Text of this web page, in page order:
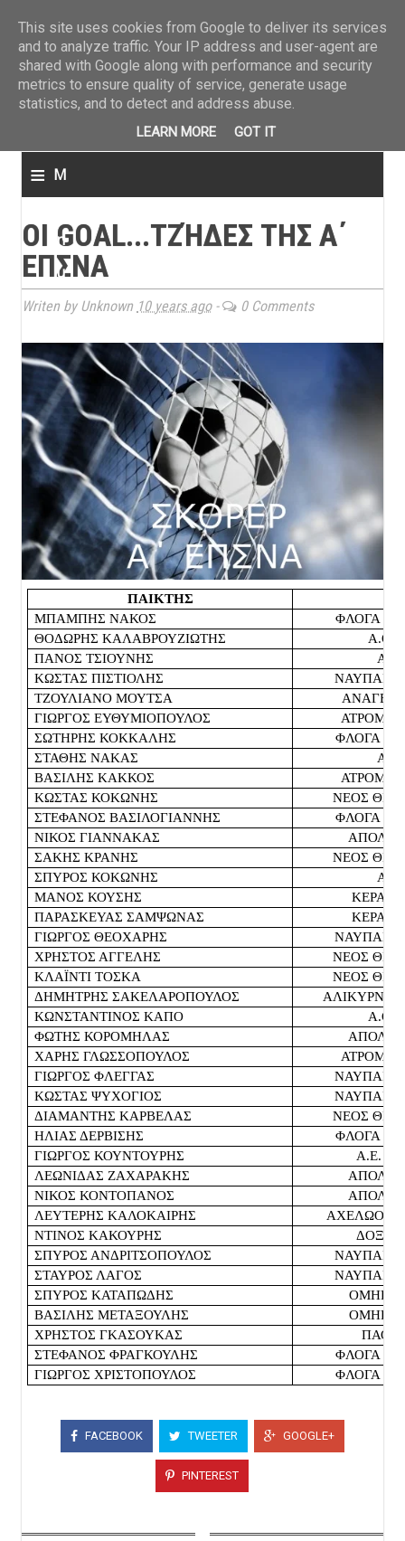
≡ M
n
u
ΟΙ GOAL...ΤΖΉΔΕΣ ΤΗΣ Α΄
ΕΠΣΝΑ
Writen by Unknown 10 years ago- 0 Comments
ΠΑΙΚΤΗΣ
ΜΠΑΜΠΗΣ ΝΑΚΟΣ
ΦΛΟΓΑ
ΘΟΔΩΡΗΣ ΚΑΛΑΒΡΟΥΖΙΩΤΗΣ
Α.Ο.
ΠΑΝΟΣ ΤΣΙΟΥΝΗΣ
ΚΩΣΤΑΣ ΠΙΣΤΙΟΛΗΣ
ΤΖΟΥΛΙΑΝΟ ΜΟΥΤΣΑ
ΓΙΩΡΓΟΣ ΕΥΘΥΜΙΟΠΟΥΛΟΣ
ΣΩΤΗΡΗΣ ΚΟΚΚΑΛΗΣ
ΦΛΟΓΑ
ΣΤΑΘΗΣ ΝΑΚΑΣ
ΒΑΣΙΛΗΣ ΚΑΚΚΟΣ
ΚΩΣΤΑΣ ΚΟΚΩΝΗΣ
ΝΕΟΣ
ΣΤΕΦΑΝΟΣ ΒΑΣΙΛΟΓΙΑΝΝΗΣ
ΦΛΟΓΑ
ΝΙΚΟΣ ΓΙΑΝΝΑΚΑΣ
ΣΑΚΗΣ ΚΡΑΝΗΣ
ΝΕΟΣ
ΣΠΥΡΟΣ ΚΟΚΩΝΗΣ
ΜΑΝΟΣ ΚΟΥΣΗΣ
ΠΑΡΑΣΚΕΥΑΣ ΣΑΜΨΩΝΑΣ
ΓΙΩΡΓΟΣ ΘΕΟΧΑΡΗΣ
ΧΡΗΣΤΟΣ ΑΓΓΕΛΗΣ
ΝΕΟΣ
ΚΛΑΪΝΤΙ ΤΟΣΚΑ
ΝΕΟΣ
ΔΗΜΗΤΡΗΣ ΣΑΚΕΛΑΡΟΠΟΥΛΟΣ
ΚΩΝΣΤΑΝΤΙΝΟΣ ΚΑΠΟ
Α.Ο.
ΦΩΤΗΣ ΚΟΡΟΜΗΛΑΣ
ΧΑΡΗΣ ΓΛΩΣΣΟΠΟΥΛΟΣ
ΓΙΩΡΓΟΣ ΦΛΕΓΓΑΣ
ΚΩΣΤΑΣ ΨΥΧΟΓΙΟΣ
ΔΙΑΜΑΝΤΗΣ ΚΑΡΒΕΛΑΣ
ΝΕΟΣ
ΗΛΙΑΣ ΔΕΡΒΙΣΗΣ
ΦΛΟΓΑ
ΓΙΩΡΓΟΣ ΚΟΥΝΤΟΥΡΗΣ
Α.Ε.
ΛΕΩΝΙΔΑΣ ΖΑΧΑΡΑΚΗΣ
ΝΙΚΟΣ ΚΟΝΤΟΠΑΝΟΣ
ΛΕΥΤΕΡΗΣ ΚΑΛΟΚΑΙΡΗΣ
ΑΧΕΛΩΟΣ
ΝΤΙΝΟΣ ΚΑΚΟΥΡΗΣ
ΔΟΞΑ
ΣΠΥΡΟΣ ΑΝΔΡΙΤΣΟΠΟΥΛΟΣ
ΣΤΑΥΡΟΣ ΛΑΓΟΣ
ΣΠΥΡΟΣ ΚΑΤΑΠΩΔΗΣ
ΒΑΣΙΛΗΣ ΜΕΤΑΞΟΥΛΗΣ
ΧΡΗΣΤΟΣ ΓΚΑΣΟΥΚΑΣ
ΠΑΟΚ
ΣΤΕΦΑΝΟΣ ΦΡΑΓΚΟΥΛΗΣ
ΦΛΟΓΑ
ΓΙΩΡΓΟΣ ΧΡΙΣΤΟΠΟΥΛΟΣ
ΦΛΟΓΑ
FACEBOOK TWEETER GOOGLE+
PINTEREST
This site uses cookies from Google to deliver its services
and to analyze traffic. Your IP address and user-agent are
shared with Google along with performance and security
metrics to ensure quality of service, generate usage
statistics, and to detect and address abuse.
LEARN MORE GOT IT